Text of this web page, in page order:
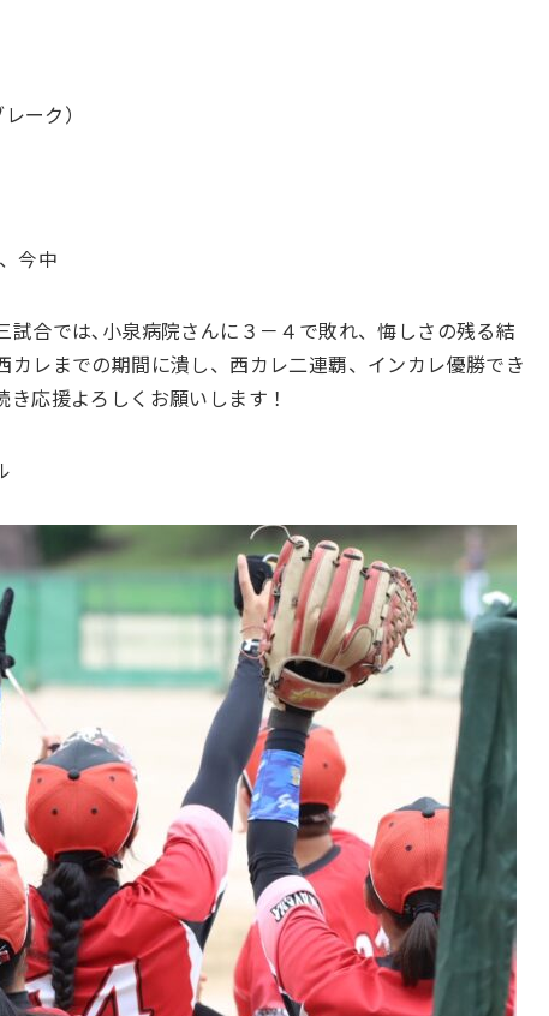
ーク）
今中
合では､小泉病院さんに３－４で敗れ、悔しさの残る結
レまでの期間に潰し、西カレ二連覇、インカレ優勝でき
応援よろしくお願いします！